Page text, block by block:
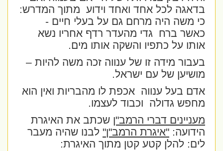
בדאגה לכל אחד ואחד וידוע מתוך המדרש:
כי משה היה מרחם גם על בעלי חיים -
כאשר ברח גדי מהעדר רדף אחריו נשא
אותו על כתפיו והשקה אותו מים.
בעבור מידה זו של ענווה זכה משה להיות –
מושיען של עם ישראל.
אדם בעל ענווה אכפת לו מהבריות ואין הוא
מחפש גדולה וכבוד לעצמו.
מעניינים דברי הרמב"ןשכתב את האיגרת
הידועה:"איגרת הרמב"ן"לבנו שהיה מעבר
לים: להלן קטע קטן מתוך האיגרת: